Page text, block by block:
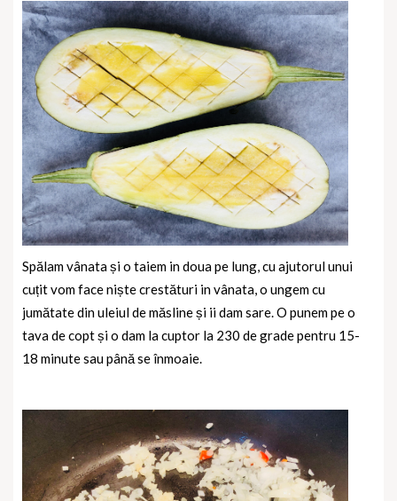
Spălam vânata și o taiem in doua pe lung, cu ajutorul unui
cuțit vom face niște crestături in vânata, o ungem cu
jumătate din uleiul de măsline și ii dam sare. O punem pe o
tava de copt și o dam la cuptor la 230 de grade pentru 15-
18 minute sau până se înmoaie.